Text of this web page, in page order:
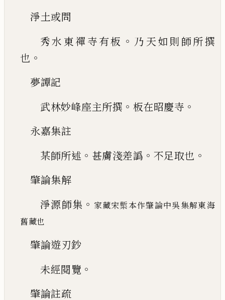
淨土或問
秀水東禪寺有板 。 乃天如則師所撰
也 。
夢譚記
武林妙峰座主所撰 。 板在昭慶寺 。
永嘉集註
某師所述 。 甚膚淺差譌 。 不足取也 。
肇論集解
淨源師集 。 家藏宋槧本作肇論中吳集解東海
舊藏也
肇論遊刃鈔
未經閱覽 。
肇論註疏